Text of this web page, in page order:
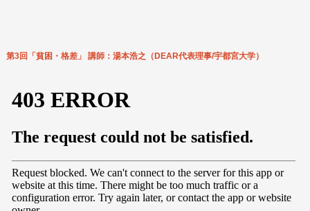
第3回「貧困・格差」 講師：湯本浩之（DEAR代表理事/宇都宮大学）